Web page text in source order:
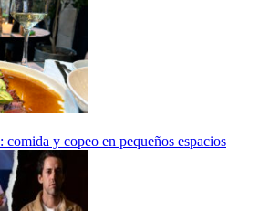
: comida y copeo en pequeños espacios